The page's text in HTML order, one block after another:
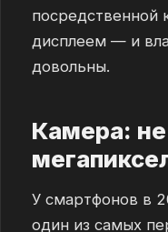
посредственной
дисплеем — и
довольны.
Камера: не
У смартфонов в
один из самых